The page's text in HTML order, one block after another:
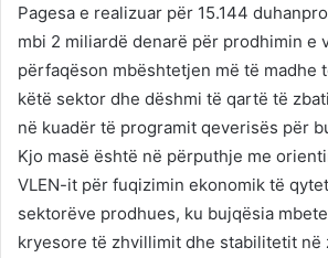
Pagesa e realizuar për 15.144
mbi 2 miliardë denarë për prodhimin e
përfaqëson mbështetjen më të madhe
këtë sektor dhe dëshmi të qartë të
në kuadër të programit qeverisës për
Kjo masë është në përputhje me
VLEN-it për fuqizimin ekonomik të
sektorëve prodhues, ku bujqësia
kryesore të zhvillimit dhe stabilitetit në